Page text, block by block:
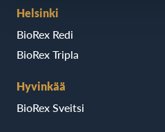
Helsinki
BioRex Redi
BioRex Tripla
Hyvinkää
BioRex Sveitsi